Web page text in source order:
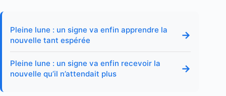
Pleine lune : un signe va enfin apprendre la
nouvelle tant espérée
→
Pleine lune : un signe va enfin recevoir la
nouvelle qu’il n’attendait plus
→